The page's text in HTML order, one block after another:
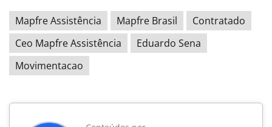
Mapfre Assistência Mapfre Brasil
Contratado
Ceo Mapfre Assistência
Eduardo Sena
Movimentacao